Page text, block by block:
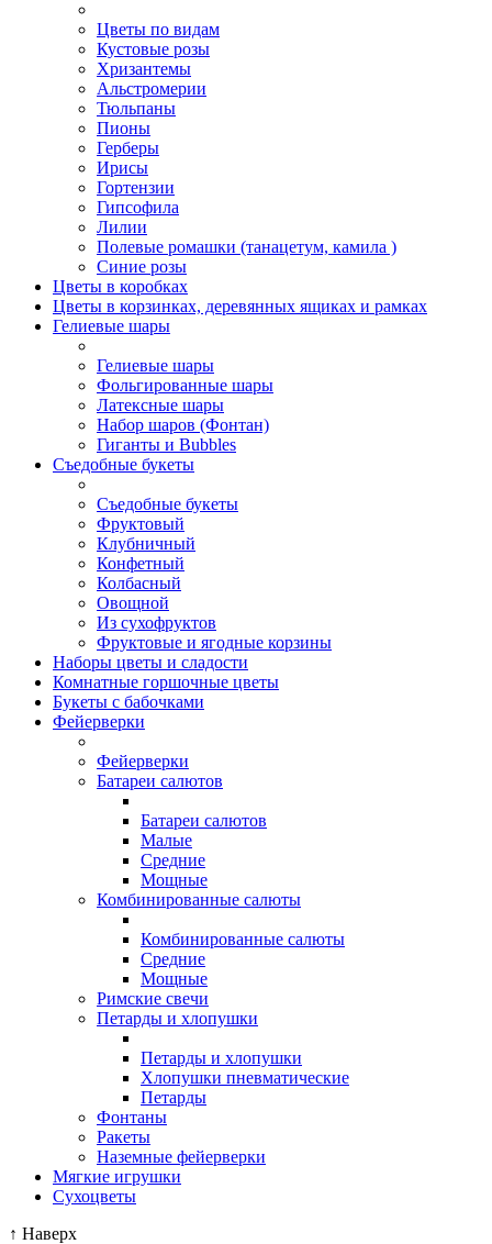
Цветы по видам
Кустовые розы
Хризантемы
Альстромерии
Тюльпаны
Пионы
Герберы
Ирисы
Гортензии
Гипсофила
Лилии
Полевые ромашки (танацетум, камила )
Синие розы
Цветы в коробках
Цветы в корзинках, деревянных ящиках и рамках
Гелиевые шары
Гелиевые шары
Фольгированные шары
Латексные шары
Набор шаров (Фонтан)
Гиганты и Bubbles
Съедобные букеты
Съедобные букеты
Фруктовый
Клубничный
Конфетный
Колбасный
Овощной
Из сухофруктов
Фруктовые и ягодные корзины
Наборы цветы и сладости
Комнатные горшочные цветы
Букеты с бабочками
Фейерверки
Фейерверки
Батареи салютов
Батареи салютов
Малые
Средние
Мощные
Комбинированные салюты
Комбинированные салюты
Средние
Мощные
Римские свечи
Петарды и хлопушки
Петарды и хлопушки
Хлопушки пневматические
Петарды
Фонтаны
Ракеты
Наземные фейерверки
Мягкие игрушки
Сухоцветы
↑ Наверх